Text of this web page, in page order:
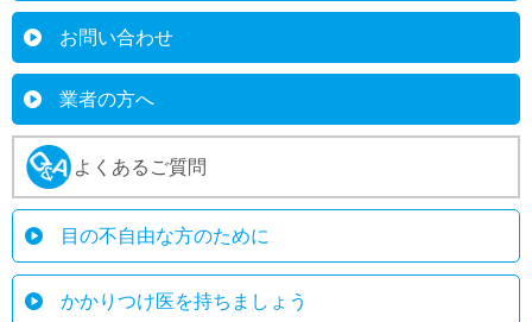
お問い合わせ
業者の方へ
よくあるご質問
目の不自由な方のために
かかりつけ医を持ちましょう